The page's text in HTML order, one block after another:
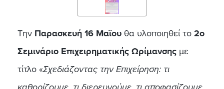
Την Παρασκευή 16 Μαϊου θα υλοποιηθεί το 2ο
Σεμινάριο Επιχειρηματικής Ωρίμανσης με
τίτλο «Σχεδιάζοντας την Επιχείρηση: τι